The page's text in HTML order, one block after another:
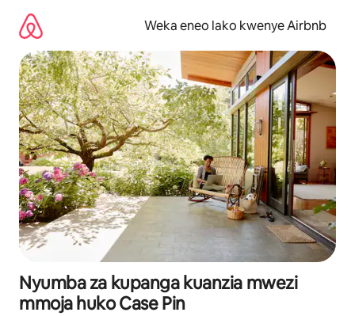
kwenda
kwenye
maudhui
Weka eneo lako kwenye Airbnb
Nyumba za kupanga kuanzia mwezi
mmoja huko Case Pin